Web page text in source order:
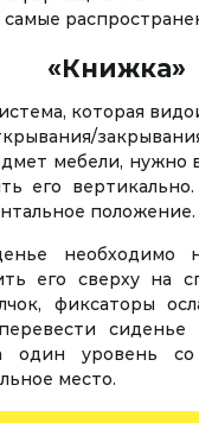
«Книжка»
которая
мебели, нужно
его
положение.
необходимо
его сверху на
фиксаторы
сиденье
один уровень
место.